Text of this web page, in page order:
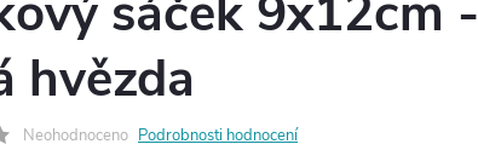
sáček 9x12cm -
hvězda
Neohodnoceno Podrobnosti hodnocení